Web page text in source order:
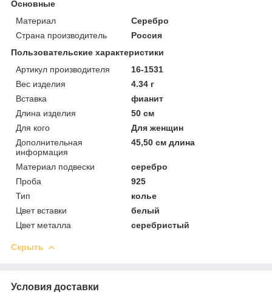
Основные
Материал
Серебро
Страна производитель
Россия
Пользовательские характеристики
Артикул производителя
16-1531
Вес изделия
4.34 г
Вставка
фианит
Длина изделия
50 см
Для кого
Для женщин
Дополнительная
информация
45,50 см длина
Материал подвески
серебро
Проба
925
Тип
колье
Цвет вставки
белый
Цвет металла
серебристый
Скрыть
Условия доставки